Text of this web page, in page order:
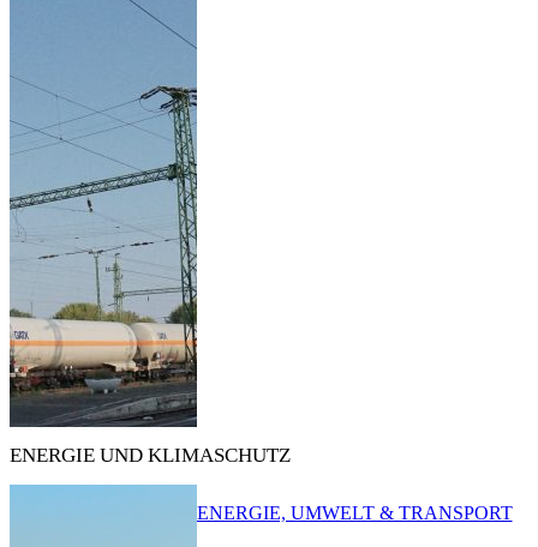
ENERGIE UND KLIMASCHUTZ
ENERGIE, UMWELT & TRANSPORT